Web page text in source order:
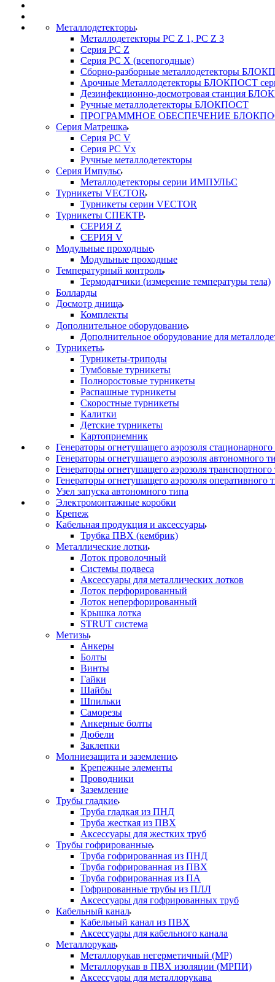
Металлодетекторы
Металлодетекторы РС Z 1, PC Z 3
Серия РС Z
Серия РС X (всепогодные)
Сборно-разборные металлодетекторы
Арочные Металлодетекторы БЛОКПОСТ
Дезинфекционно-досмотровая станция
Ручные металлодетекторы БЛОКПОСТ
ПРОГРАММНОЕ ОБЕСПЕЧЕНИЕ
Серия Матрешка
Серия PC V
Серия PC Vx
Ручные металлодетекторы
Серия Импульс
Металлодетекторы серии ИМПУЛЬС
Турникеты VECTOR
Турникеты серии VECTOR
Турникеты СПЕКТР
СЕРИЯ Z
СЕРИЯ V
Модульные проходные
Модульные проходные
Температурный контроль
Термодатчики (измерение температуры тела)
Болларды
Досмотр днища
Комплекты
Дополнительное оборудование
Дополнительное оборудование для
Турникеты
Турникеты-триподы
Тумбовые турникеты
Полноростовые турникеты
Распашные турникеты
Скоростные турникеты
Калитки
Детские турникеты
Картоприемник
Генераторы огнетушащего аэрозоля стационарного
Генераторы огнетушащего аэрозоля автономного
Генераторы огнетушащего аэрозоля транспортного
Генераторы огнетушащего аэрозоля оперативного
Узел запуска автономного типа
Электромонтажные коробки
Крепеж
Кабельная продукция и аксессуары
Трубка ПВХ (кембрик)
Металлические лотки
Лоток проволочный
Системы подвеса
Аксессуары для металлических лотков
Лоток перфорированный
Лоток неперфорированный
Крышка лотка
STRUT система
Метизы
Анкеры
Болты
Винты
Гайки
Шайбы
Шпильки
Саморезы
Анкерные болты
Дюбели
Заклепки
Молниезащита и заземление
Крепежные элементы
Проводники
Заземление
Трубы гладкие
Труба гладкая из ПНД
Труба жесткая из ПВХ
Аксессуары для жестких труб
Трубы гофрированные
Труба гофрированная из ПНД
Труба гофрированная из ПВХ
Труба гофрированная из ПА
Гофрированные трубы из ПЛЛ
Аксессуары для гофрированных труб
Кабельный канал
Кабельный канал из ПВХ
Аксессуары для кабельного канала
Металлорукав
Металлорукав негерметичный (МР)
Металлорукав в ПВХ изоляции (МРПИ)
Аксессуары для металлорукава